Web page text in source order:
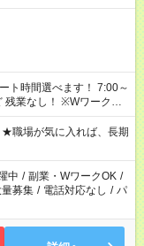
※Wワークの
就業はご案内できませ
社会保険への加入対象
の原則禁止）により、
場合があります
場が気に入れば、長期
中 / 副業・WワークOK /
募集 / 電話対応なし / パ